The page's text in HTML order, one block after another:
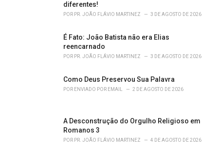
diferentes!
POR PR. JOÃO FLÁVIO MARTINEZ 3 DE AGOSTO DE 2026
É Fato: João Batista não era Elias
reencarnado
POR PR. JOÃO FLÁVIO MARTINEZ 3 DE AGOSTO DE 2026
Como Deus Preservou Sua Palavra
POR ENVIADO POR EMAIL 2 DE AGOSTO DE 2026
A Desconstrução do Orgulho Religioso em
Romanos 3
POR PR. JOÃO FLÁVIO MARTINEZ 4 DE AGOSTO DE 2026